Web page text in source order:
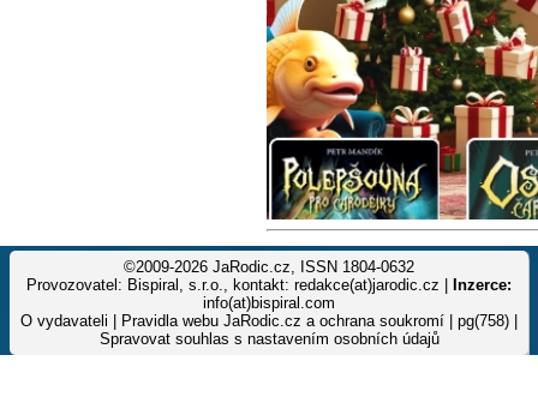
©2009-2026 JaRodic.cz, ISSN 1804-0632
Provozovatel: Bispiral, s.r.o., kontakt: redakce(at)jarodic.cz |
Inzerce:
info(at)bispiral.com
O vydavateli
Pravidla webu JaRodic.cz a ochrana soukromí | pg(758) |
Spravovat souhlas s nastavením osobních údajů